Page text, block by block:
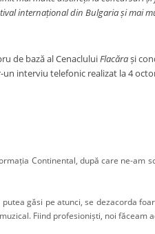
internațional din Bulgaria și mai
de bază al CenacluluiFlacărași
interviu telefonic realizat la 4
Continental, după care ne-am
găsi pe atunci, se dezacorda
Fiind profesioniști, noi făceam